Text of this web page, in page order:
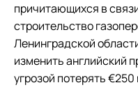
причитающихся в
строительство
Ленинградской
изменить английский
угрозой потерять €250